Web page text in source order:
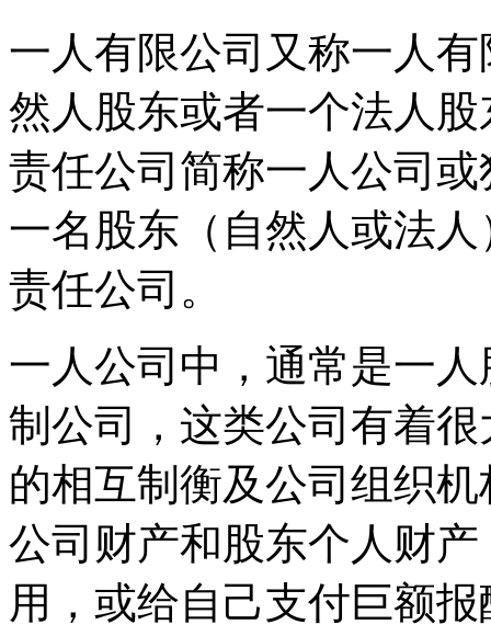
一人有限公司又称一人
然人股东或者一个法人
责任公司简称一人公司
一名股东（自然人或法
责任公司。
一人公司中，通常是一
制公司，这类公司有着
的相互制衡及公司组织
公司财产和股东个人财
用，或给自己支付巨额